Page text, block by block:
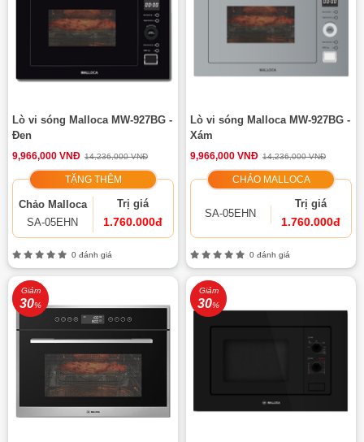
Lò vi sóng Malloca MW-927BG -
Đen
9,966,000 VNĐ 14,236,000 VNĐ
TẶNG THÊM
Chảo Malloca
SA-05EHN
Trị giá
1.760.000đ
0 đánh giá
Lò vi sóng Malloca MW-927BG -
Xám
9,966,000 VNĐ 14,236,000 VNĐ
CHẢO MALLOCA
SA-05EHN
Trị giá
1.760.000đ
0 đánh giá
Giảm
30%
Giảm
30%